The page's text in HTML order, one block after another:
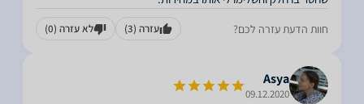
חוות הדעת עזרה לכם? עזרה (3) לא עזרה (0)
Asya
09.12.2020